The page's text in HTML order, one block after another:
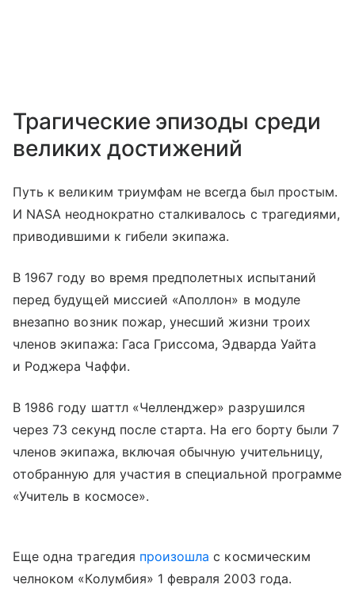
Трагические эпизоды среди
великих достижений
Путь к великим триумфам не всегда был простым.
И NASA неоднократно сталкивалось с трагедиями,
приводившими к гибели экипажа.
В 1967 году во время предполетных испытаний
перед будущей миссией «Аполлон» в модуле
внезапно возник пожар, унесший жизни троих
членов экипажа: Гаса Гриссома, Эдварда Уайта
и Роджера Чаффи.
В 1986 году шаттл «Челленджер» разрушился
через 73 секунд после старта. На его борту были 7
членов экипажа, включая обычную учительницу,
отобранную для участия в специальной программе
«Учитель в космосе».
Еще одна трагедия произошла с космическим
челноком «Колумбия» 1 февраля 2003 года.